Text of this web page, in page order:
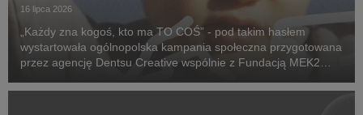
16 lipca 2026
„Każdy zna kogoś, kto ma TO COŚ” - pod takim hasłem
wystartowała ogólnopolska kampania społeczna przygotowana
przez agencję Dentsu Creative wspólnie z Fundacją MEK2
chorób rzadkich, zwrócenie uwagi na problemy pac...